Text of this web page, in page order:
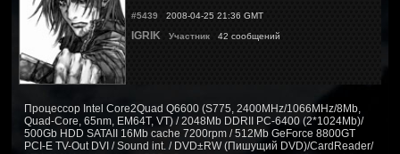
#5439 2008-04-25 21:36 GMT
IGRIK Участник 42 сообщений
Процессор Intel Core2Quad Q6600 (S775, 2400MHz/1066MHz/8Mb,
Quad-Core, 65nm, EM64T, VT) / 2048Mb DDRII PC-6400 (2*1024Mb)/
500Gb HDD SATAII 16Mb cache 7200rpm / 512Mb GeForce 8800GT
PCI-E TV-Out DVI / Sound int. / DVD±RW (Пишущий DVD)/CardReader/